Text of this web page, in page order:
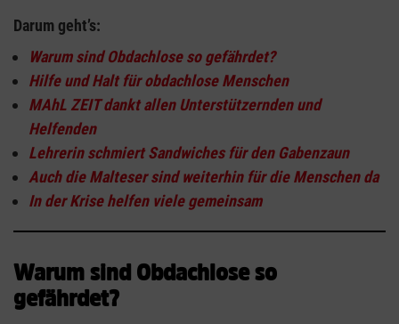
Darum geht’s:
Warum sind Obdachlose so gefährdet?
Hilfe und Halt für obdachlose Menschen
MAhL ZEIT dankt allen Unterstützernden und
Helfenden
Lehrerin schmiert Sandwiches für den Gabenzaun
Auch die Malteser sind weiterhin für die Menschen da
In der Krise helfen viele gemeinsam
Warum sind Obdachlose so
gefährdet?